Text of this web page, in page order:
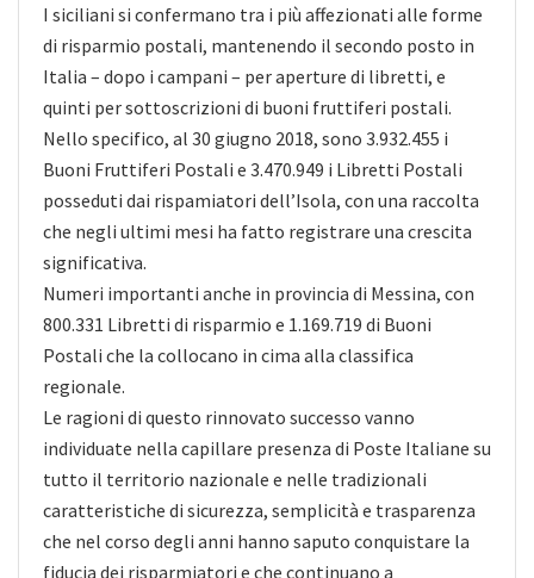
I siciliani si confermano tra i più affezionati alle forme
di risparmio postali, mantenendo il secondo posto in
Italia – dopo i campani – per aperture di libretti, e
quinti per sottoscrizioni di buoni fruttiferi postali.
Nello specifico, al 30 giugno 2018, sono 3.932.455 i
Buoni Fruttiferi Postali e 3.470.949 i Libretti Postali
posseduti dai rispamiatori dell’Isola, con una raccolta
che negli ultimi mesi ha fatto registrare una crescita
significativa.
Numeri importanti anche in provincia di Messina, con
800.331 Libretti di risparmio e 1.169.719 di Buoni
Postali che la collocano in cima alla classifica
regionale.
Le ragioni di questo rinnovato successo vanno
individuate nella capillare presenza di Poste Italiane su
tutto il territorio nazionale e nelle tradizionali
caratteristiche di sicurezza, semplicità e trasparenza
che nel corso degli anni hanno saputo conquistare la
fiducia dei risparmiatori e che continuano a